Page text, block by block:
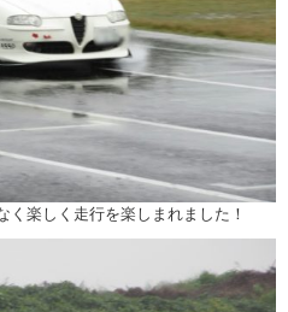
楽しく走行を楽しまれました！